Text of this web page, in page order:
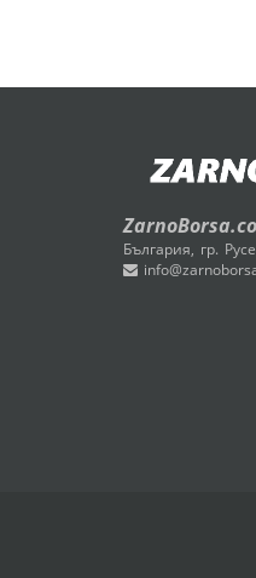
България, гр. Русе